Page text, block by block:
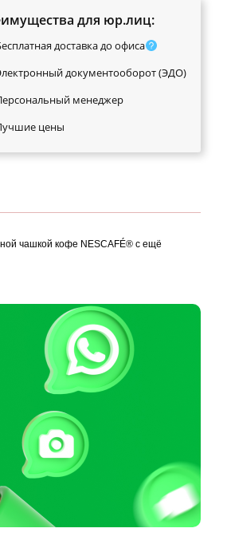
для юр.лиц:
доставка до офиса
документооборот (ЭДО)
менеджер
цены
чашкой кофе NESCAFÉ® с ещё